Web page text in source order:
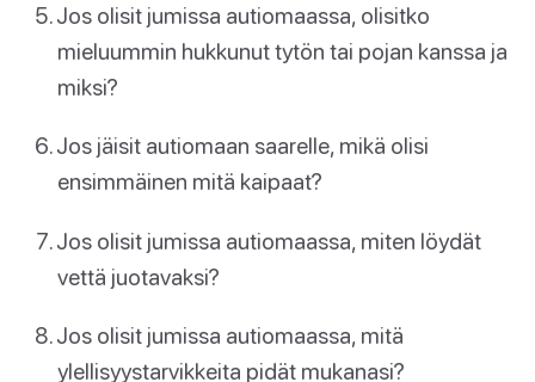
Jos olisit jumissa autiomaassa, olisitko
mieluummin hukkunut tytön tai pojan kanssa ja
miksi?
Jos jäisit autiomaan saarelle, mikä olisi
ensimmäinen mitä kaipaat?
Jos olisit jumissa autiomaassa, miten löydät
vettä juotavaksi?
Jos olisit jumissa autiomaassa, mitä
ylellisyystarvikkeita pidät mukanasi?